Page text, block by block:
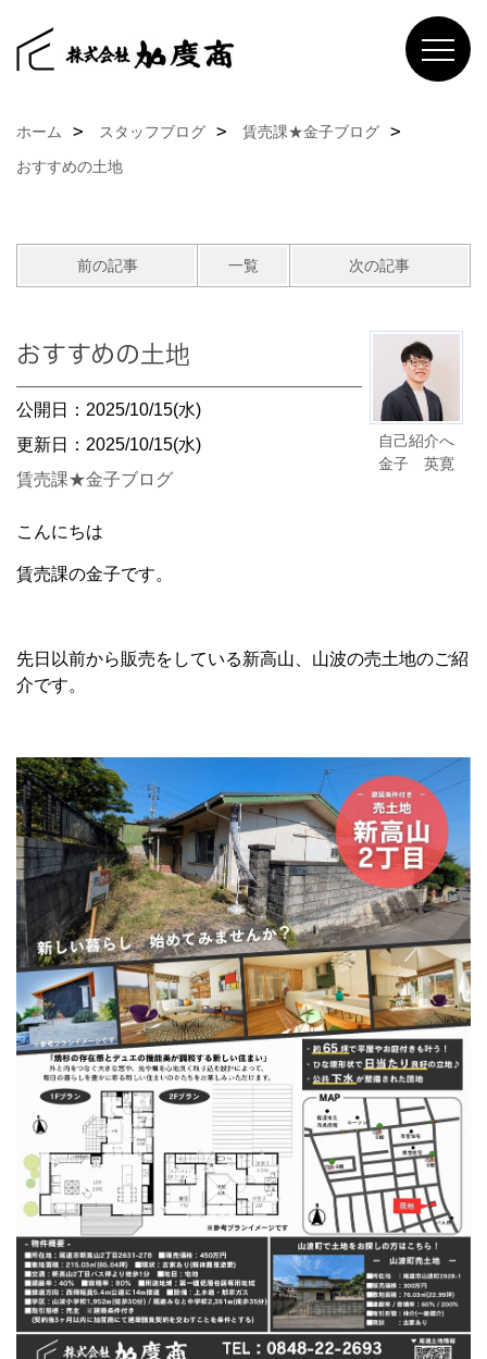
ホーム スタッフブログ
賃売課★金子ブログ
おすすめの土地
前の記事 一覧 次の記事
自己紹介へ
金子 英寛
おすすめの土地
公開日：2025/10/15(水)
更新日：2025/10/15(水)
賃売課★金子ブログ
こんにちは
賃売課の金子です。
先日以前から販売をしている新高山、山波の売土地のご紹
介です。